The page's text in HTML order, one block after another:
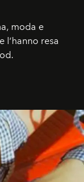
moda e
l’hanno resa